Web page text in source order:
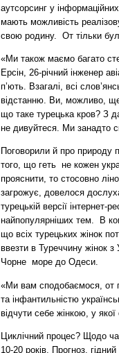
аутсорсинг у
мають можливість
свою родину. От тільки
«Ми також маємо багато
Ерсін, 26-річний інженер
п’ють. Взагалі, всі
відстанню. Ви, можливо,
що таке турецька кров? З
не дивуйтеся. Ми занадто
Поговорили й про природу
того, що геть не кожен
прояснити, то стосовно
загрожує, довелося
турецькій версії
найпопулярніших тем. В
що всіх турецьких жінок
ввезти в Туреччину жінок з
Чорне море до Одеси.
«Ми вам сподобаємося, от
та інфантильністю
відчути себе жінкою, у
Циклічний процес? Щодо
10-20 років. Прогноз,